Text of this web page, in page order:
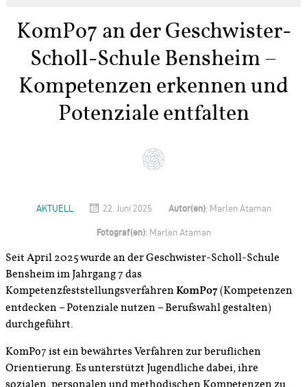
KomPo7 an der Geschwister-
Scholl-Schule Bensheim –
Kompetenzen erkennen und
Potenziale entfalten
AKTUELL 22. Juni 2025 Autor(en): Marlen Ataman
Fotograf(en): Marlen Ataman
Seit April 2025 wurde an der Geschwister-Scholl-Schule
Bensheim im Jahrgang 7 das
Kompetenzfeststellungsverfahren KomPo7 (Kompetenzen
entdecken – Potenziale nutzen – Berufswahl gestalten)
durchgeführt.
KomPo7 ist ein bewährtes Verfahren zur beruflichen
Orientierung. Es unterstützt Jugendliche dabei, ihre